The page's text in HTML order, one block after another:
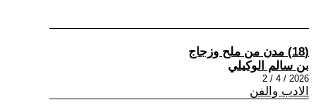
(18) مدن من ملح وزجاج
بن سالم الوكيلي
2026 / 4 / 2
الادب والفن